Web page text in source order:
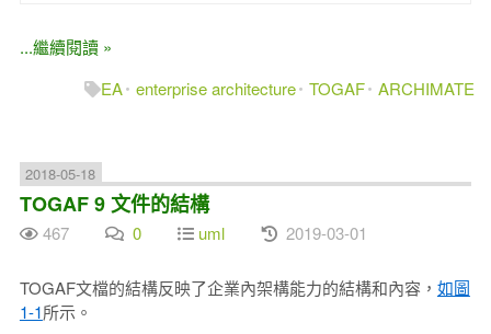
...繼續閱讀 »
EA enterprise architecture TOGAF ARCHIMATE
2018-05-18
TOGAF 9 文件的結構
467 0 uml 2019-03-01
TOGAF文檔的結構反映了企業內架構能力的結構和內容， 如圖
1-1所示 。